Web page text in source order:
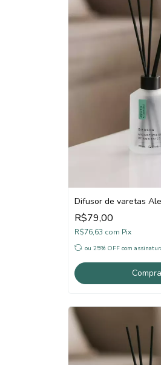
Difusor de varetas
R$79,00
R$76,63 com Pix
ou 25% OFFcom